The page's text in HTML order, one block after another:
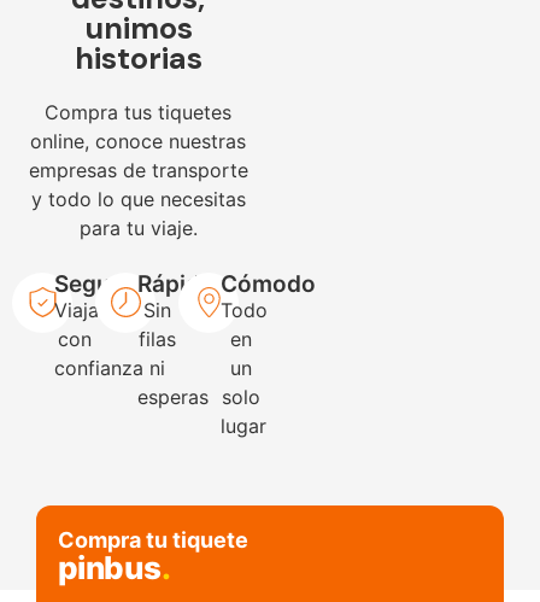
unimos
historias
Compra tus tiquetes
online, conoce nuestras
empresas de transporte
y todo lo que necesitas
para tu viaje.
Seguro
Viaja
con
confianza
Rápido
Sin
filas
ni
esperas
Cómodo
Todo
en
un
solo
lugar
Compra tu tiquete
pinbus.